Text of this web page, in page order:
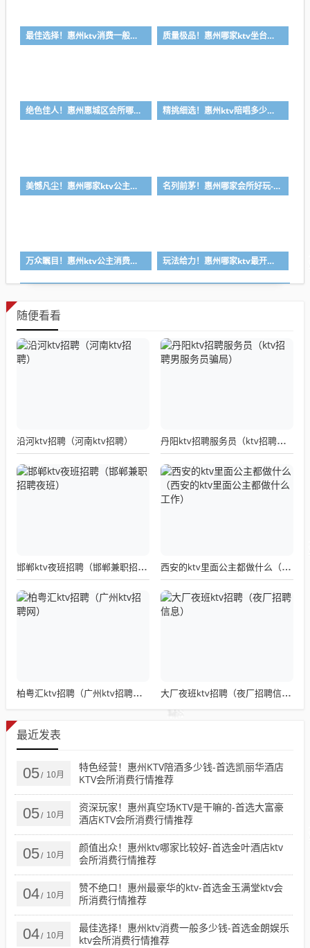
最佳选择！惠州ktv消费一般多少钱-首选金朗娱乐ktv会所消费行情推荐 质量极品！惠州哪家ktv坐台小费最高-首选喜悦酒店ktv会所消费行情推荐
绝色佳人！惠州惠城区会所哪家好-首选皇家公馆ktv会所消费行情推荐 精挑细选！惠州ktv陪唱多少钱-首选丽景国际ktv会所消费行情推荐
美憾凡尘！惠州哪家ktv公主漂亮-首选凯宾斯基ktv会所消费行情推荐 名列前茅！惠州哪家会所好玩-首选皇朝会ktv会所消费行情推荐
万众瞩目！惠州ktv公主消费一般多少钱-首选金莎汇ktv会所消费行情推荐 玩法给力！惠州哪家ktv最开放-首选逸豪ktv会所消费行情推荐
随便看看
沿河ktv招聘（河南ktv招聘） 丹阳ktv招聘服务员（ktv招聘男服务员骗局）
邯郸ktv夜班招聘（邯郸兼职招聘夜班） 西安的ktv里面公主都做什么（西安的ktv里面公主都做什么工作）
柏粤汇ktv招聘（广州ktv招聘网） 大厂夜班ktv招聘（夜厂招聘信息）
最近发表
05/ 10月
特色经营！惠州KTV陪酒多少钱-首选凯丽华酒店
KTV会所消费行情推荐
05/ 10月
资深玩家！惠州真空场KTV是干嘛的-首选大富豪
酒店KTV会所消费行情推荐
05/ 10月
颜值出众！惠州ktv哪家比较好-首选金叶酒店ktv
会所消费行情推荐
04/ 10月
赞不绝口！惠州最豪华的ktv-首选金玉满堂ktv会
所消费行情推荐
04/ 10月
最佳选择！惠州ktv消费一般多少钱-首选金朗娱乐
ktv会所消费行情推荐